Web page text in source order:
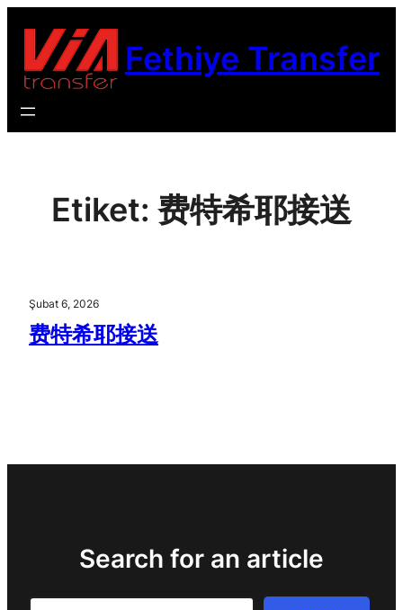
Fethiye Transfer
Etiket: 费特希耶接送
Şubat 6, 2026
费特希耶接送
Search for an article